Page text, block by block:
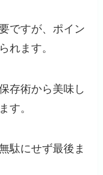
ですが、ポイン
れます。
存術から美味し
す。
駄にせず最後ま